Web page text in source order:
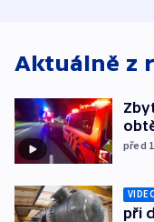
Aktuálně z
před
při